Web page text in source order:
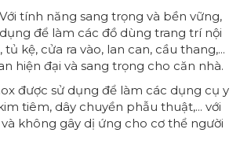
tính năng sang trọng và bền vững,
để làm các đồ dùng trang trí nội
kệ, cửa ra vào, lan can, cầu thang,...
hiện đại và sang trọng cho căn nhà.
được sử dụng để làm các dụng cụ y
tiêm, dây chuyền phẫu thuật,... với
không gây dị ứng cho cơ thể người